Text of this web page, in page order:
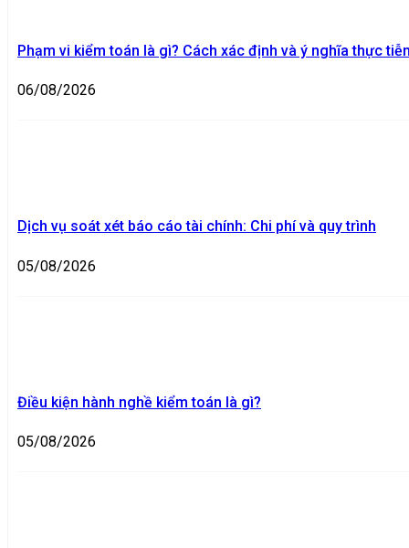
Phạm vi kiểm toán là gì? Cách xác định và ý nghĩa thực
06/08/2026
Dịch vụ soát xét báo cáo tài chính: Chi phí và quy trình
05/08/2026
Điều kiện hành nghề kiểm toán là gì?
05/08/2026